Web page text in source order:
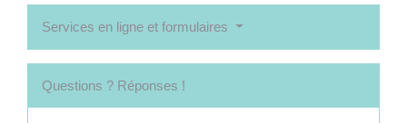
Services en ligne et formulaires
Questions ? Réponses !